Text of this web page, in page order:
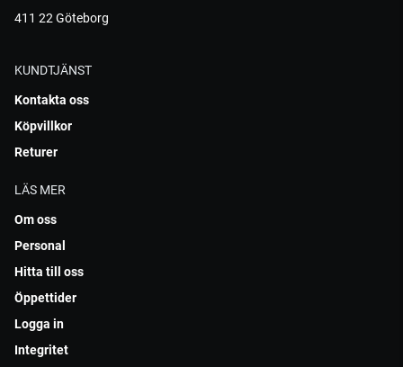
411 22 Göteborg
KUNDTJÄNST
Kontakta oss
Köpvillkor
Returer
LÄS MER
Om oss
Personal
Hitta till oss
Öppettider
Logga in
Integritet